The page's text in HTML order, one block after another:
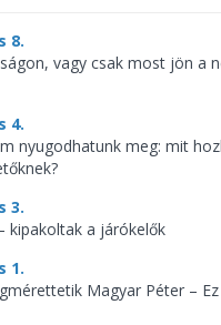
8.
vagy csak most jön a
4.
nyugodhatunk meg: mit
3.
kipakoltak a járókelők
1.
Magyar Péter –